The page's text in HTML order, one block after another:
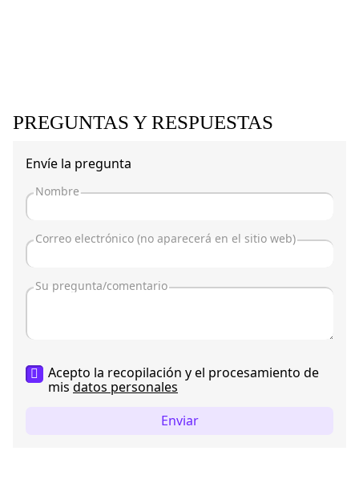
PREGUNTAS Y RESPUESTAS
Envíe la pregunta
Acepto la recopilación y el procesamiento de
mis datos personales
Enviar